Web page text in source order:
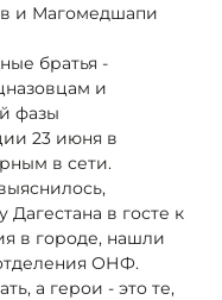
и Магомедшапи
братья -
и
фазы
23 июня в
в сети.
Дагестана в госте к
в городе, нашли
ОНФ.
а герои - это те,